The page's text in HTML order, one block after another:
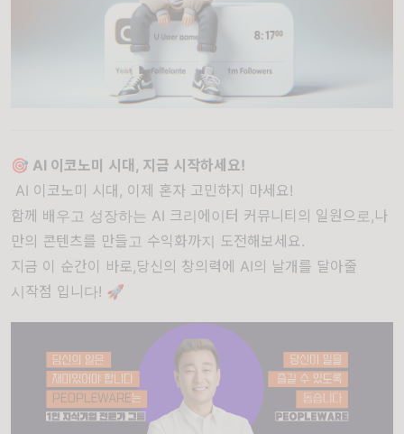
🎯 AI 이코노미 시대, 지금 시작하세요!
AI 이코노미 시대, 이제 혼자 고민하지 마세요!
함께 배우고 성장하는 AI 크리에이터 커뮤니티의 일원으로,나
만의 콘텐츠를 만들고 수익화까지 도전해보세요.
지금 이 순간이 바로,당신의 창의력에 AI의 날개를 달아줄
시작점 입니다! 🚀